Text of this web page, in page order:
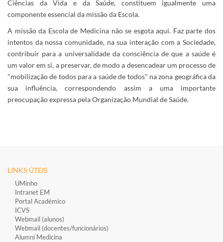
Ciências da Vida e da Saúde, constituem igualmente uma
componente essencial da missão da Escola.
A missão da Escola de Medicina não se esgota aqui. Faz parte dos
intentos da nossa comunidade, na sua interação com a Sociedade,
contribuir para a universalidade da consciência de que a saúde é
um valor em si, a preservar, de modo a desencadear um processo de
"mobilização de todos para a saúde de todos" na zona geográfica da
sua influência, correspondendo assim a uma importante
preocupação expressa pela Organização Mundial de Saúde.
LINKS ÚTEIS
UMinho
Intranet EM
Portal Académico
ICVS
Webmail (alunos)
Webmail (docentes/funcionários)
Alumni Medicina